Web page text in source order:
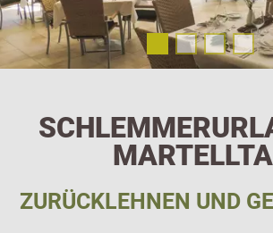
ZURÜCKLEHNEN UND